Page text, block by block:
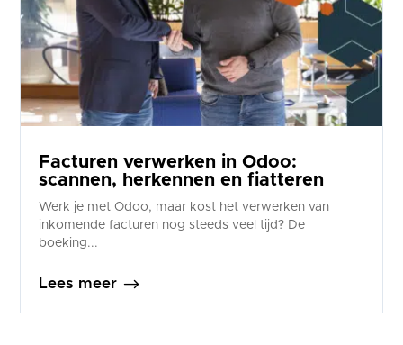
Facturen verwerken in Odoo:
scannen, herkennen en fiatteren
Werk je met Odoo, maar kost het verwerken van
inkomende facturen nog steeds veel tijd? De
boeking...
Lees meer $